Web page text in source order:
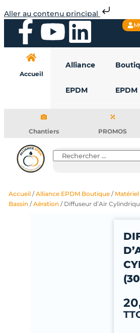
Aller au contenu principal
au
contenuF
a
c
b
o
o
k
Y
o
u
u
b
L
i
n
d
n
Accueil
Alliance
EPDM EPDM
Chantiers PROMOS
Rechercher
Accueil/Alliance EPDM Boutique/ Matériel
Bassin/Aération/ Diffuseur d’Air